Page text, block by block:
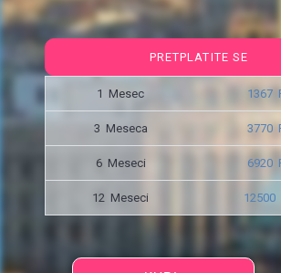
PRETPLATITE SE
1 Mesec 1367
3 Meseca 3770
6 Meseci 6920
12 Meseci 12500